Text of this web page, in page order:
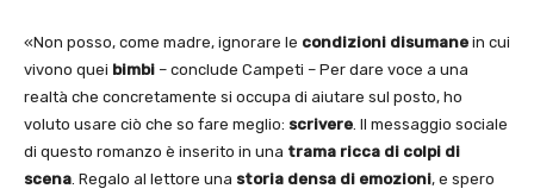
«Non posso, come madre, ignorare le condizioni disumane in cui
vivono quei bimbi – conclude Campeti – Per dare voce a una
realtà che concretamente si occupa di aiutare sul posto, ho
voluto usare ciò che so fare meglio: scrivere . Il messaggio sociale
di questo romanzo è inserito in una trama ricca di colpi di
scena . Regalo al lettore una storia densa di emozioni, e spero